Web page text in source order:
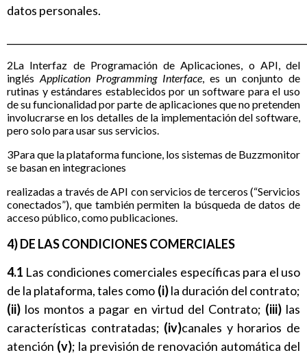
datos personales.
2La Interfaz de Programación de Aplicaciones, o API, del
inglés Application Programming Interface , es un conjunto de
rutinas y estándares establecidos por un software para el uso
de su funcionalidad por parte de aplicaciones que no pretenden
involucrarse en los detalles de la implementación del software,
pero solo para usar sus servicios.
3Para que la plataforma funcione, los sistemas de Buzzmonitor
se basan en integraciones
realizadas a través de API con servicios de terceros (“Servicios
conectados”), que también permiten la búsqueda de datos de
acceso público, como publicaciones.
4) DE LAS CONDICIONES COMERCIALES
4.1 Las condiciones comerciales específicas para el uso
de la plataforma, tales como (i)la duración del contrato;
(ii) los montos a pagar en virtud del Contrato; (iii) las
características contratadas; (iv)canales y horarios de
atención (v); la previsión de renovación automática del